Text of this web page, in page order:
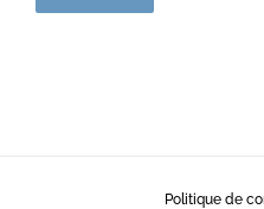
Politique de